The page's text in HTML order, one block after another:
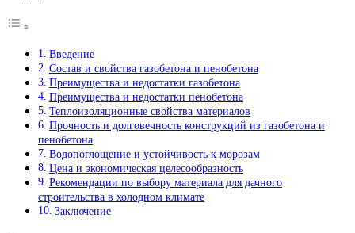
Введение
Состав и свойства газобетона и пенобетона
Преимущества и недостатки газобетона
Преимущества и недостатки пенобетона
Теплоизоляционные свойства материалов
Прочность и долговечность конструкций из газобетона и
пенобетона
Водопоглощение и устойчивость к морозам
Цена и экономическая целесообразность
Рекомендации по выбору материала для дачного
строительства в холодном климате
Заключение